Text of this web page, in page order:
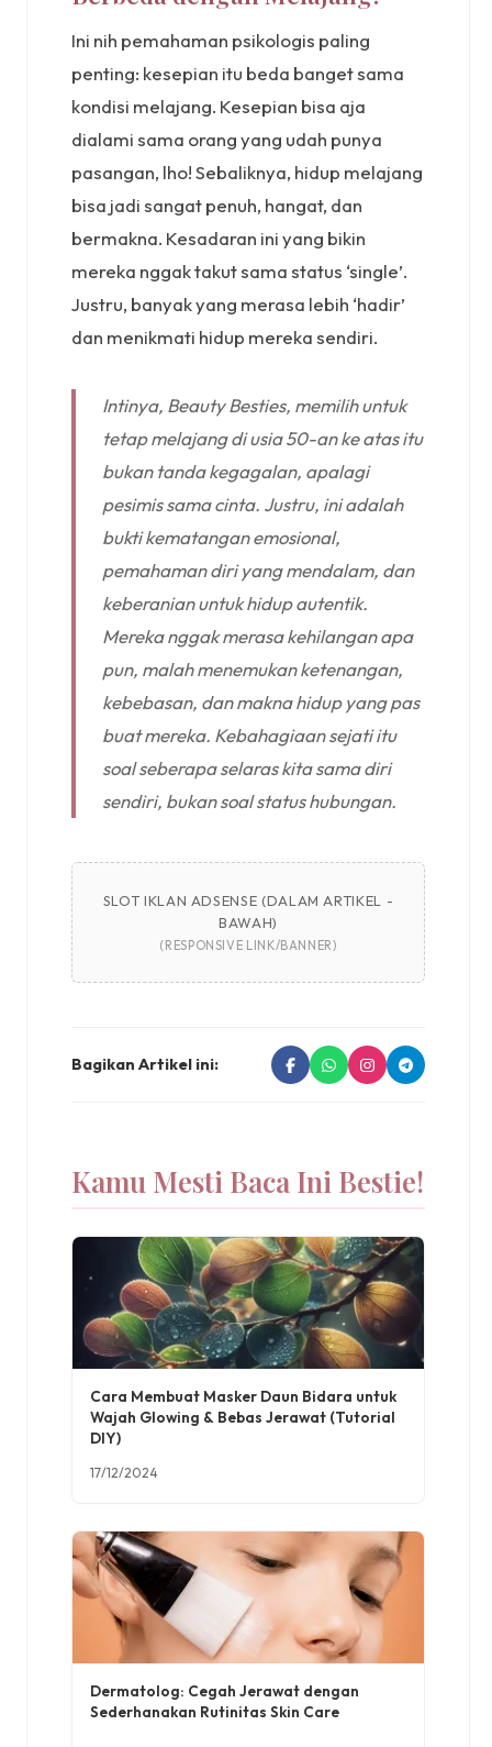
Ini nih pemahaman psikologis paling
penting: kesepian itu beda banget sama
kondisi melajang. Kesepian bisa aja
dialami sama orang yang udah punya
pasangan, lho! Sebaliknya, hidup melajang
bisa jadi sangat penuh, hangat, dan
bermakna. Kesadaran ini yang bikin
mereka nggak takut sama status ‘single’.
Justru, banyak yang merasa lebih ‘hadir’
dan menikmati hidup mereka sendiri.
Intinya, Beauty Besties, memilih untuk
tetap melajang di usia 50-an ke atas itu
bukan tanda kegagalan, apalagi
pesimis sama cinta. Justru, ini adalah
bukti kematangan emosional,
pemahaman diri yang mendalam, dan
keberanian untuk hidup autentik.
Mereka nggak merasa kehilangan apa
pun, malah menemukan ketenangan,
kebebasan, dan makna hidup yang pas
buat mereka. Kebahagiaan sejati itu
soal seberapa selaras kita sama diri
sendiri, bukan soal status hubungan.
SLOT IKLAN ADSENSE (DALAM ARTIKEL -
BAWAH)
(RESPONSIVE LINK/BANNER)
Bagikan Artikel ini:
Kamu Mesti Baca Ini Bestie!
Cara Membuat Masker Daun Bidara untuk
Wajah Glowing & Bebas Jerawat (Tutorial
DIY)
17/12/2024
Dermatolog: Cegah Jerawat dengan
Sederhanakan Rutinitas Skin Care